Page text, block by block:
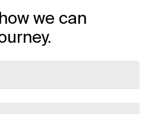
we can